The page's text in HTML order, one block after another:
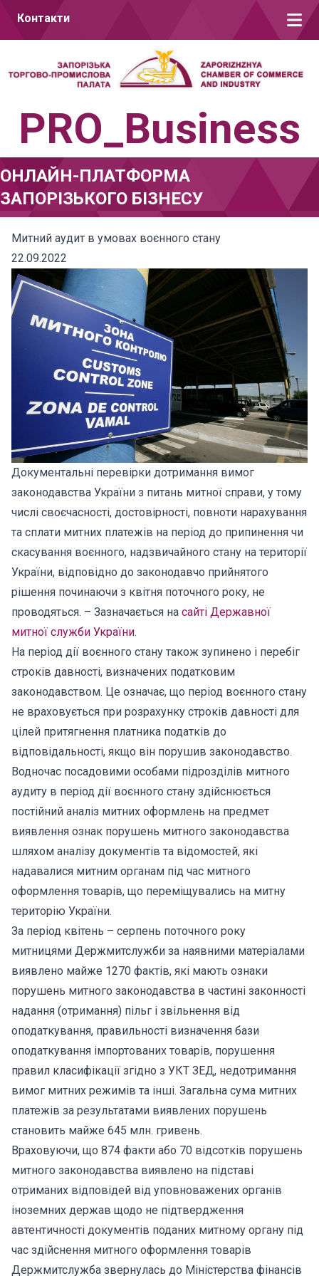
Контакти
PRO_Business
ОНЛАЙН-ПЛАТФОРМА
ЗАПОРІЗЬКОГО БІЗНЕСУ
Митний аудит в умовах воєнного стану
22.09.2022
Документальні перевірки дотримання вимог
законодавства України з питань митної справи, у тому
числі своєчасності, достовірності, повноти нарахування
та сплати митних платежів на період до припинення чи
скасування воєнного, надзвичайного стану на території
України, відповідно до законодавчо прийнятого
рішення починаючи з квітня поточного року, не
проводяться. – Зазначається на сайті Державної
митної служби України.
На період дії воєнного стану також зупинено і перебіг
строків давності, визначених податковим
законодавством. Це означає, що період воєнного стану
не враховується при розрахунку строків давності для
цілей притягнення платника податків до
відповідальності, якщо він порушив законодавство.
Водночас посадовими особами підрозділів митного
аудиту в період дії воєнного стану здійснюється
постійний аналіз митних оформлень на предмет
виявлення ознак порушень митного законодавства
шляхом аналізу документів та відомостей, які
надавалися митним органам під час митного
оформлення товарів, що переміщувались на митну
територію України.
За період квітень – серпень поточного року
митницями Держмитслужби за наявними матеріалами
виявлено майже 1270 фактів, які мають ознаки
порушень митного законодавства в частині законностi
надання (отримання) пiльг i звiльнення вiд
оподаткування, правильностi визначення бази
оподаткування імпортованих товарів, порушення
правил класифікації згідно з УКТ ЗЕД, недотримання
вимог митних режимів та інші. Загальна сума митних
платежів за результатами виявлених порушень
становить майже 645 млн. гривень.
Враховуючи, що 874 факти або 70 відсотків порушень
митного законодавства виявлено на підставі
отриманих відповідей від уповноважених органів
іноземних держав щодо не підтвердження
автентичності документів поданих митному органу під
час здійснення митного оформлення товарів
Держмитслужба звернулась до Міністерства фінансів